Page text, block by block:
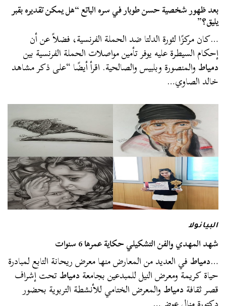
بعد ظهور شخصية حسن طوبار في سره الباتع “هل يمكن تقديره بقبر
يليق؟”
…كان مركزًا لثورة الدلتا ضد الحملة الفرنسية، فضلاً عن أن
إحكام السيطرة عليه يوفر تأمين مواصلات الحملة الفرنسية بين
دمياطوالمنصورة وبلبيس والصالحية. اقرأ أيضًا “على ذكر مشاهد
خالد الصاوي…
البيانولا
شهد المهدي والفن التشكيلي حكاية عمرها 6 سنوات
…دمياطفي العديد من المعارض منها معرض ريحانة التابع لمبادرة
حياة كريمة ومعرض النيل للمبدعين بجامعةدمياطتحت إشراف
قصر ثقافةدمياطوالمعرض الختامي للأنشطة التربوية بحضور